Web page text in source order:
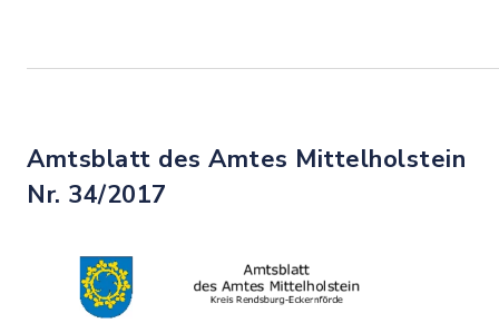
Amtsblatt des Amtes Mittelholstein
Nr. 34/2017